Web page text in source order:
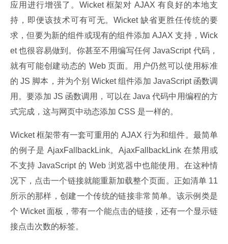
应用进行增强了。Wicket 框架对 AJAX 有良好的本地支
持，即便该技术可有可无。Wicket 缺省更胜任传统的要
求，但要为新的组件或现有的组件添加 AJAX 支持，Wick
et 也很容易做到。你甚至不用编写任何 JavaScript 代码，
就有可能创建动态的 Web 页面。用户仍然可以使用标准
的 JS 脚本，并为个别 Wicket 组件添加 JavaScript 函数调
用。要添加 JS 函数调用，可以在 Java 代码中用编程的方
式完成，这与网页中动态添加 CSS 是一样的。
Wicket 框架带有一套可重用的 AJAX 行为和组件。最简单
的例子是 AjaxFallbackLink。AjaxFallbackLink 在禁用或
不支持 JavaScript 的 Web 浏览器中也能使用。在这种情
况下，点击一个链接就能重新加载整个页面。正如清单 11
所示的那样，创建一个传统的链接非常简单。该示例类是
个 Wicket 面板，带有一个能点击的链接，还有一个显示链
接点击次数的标签。